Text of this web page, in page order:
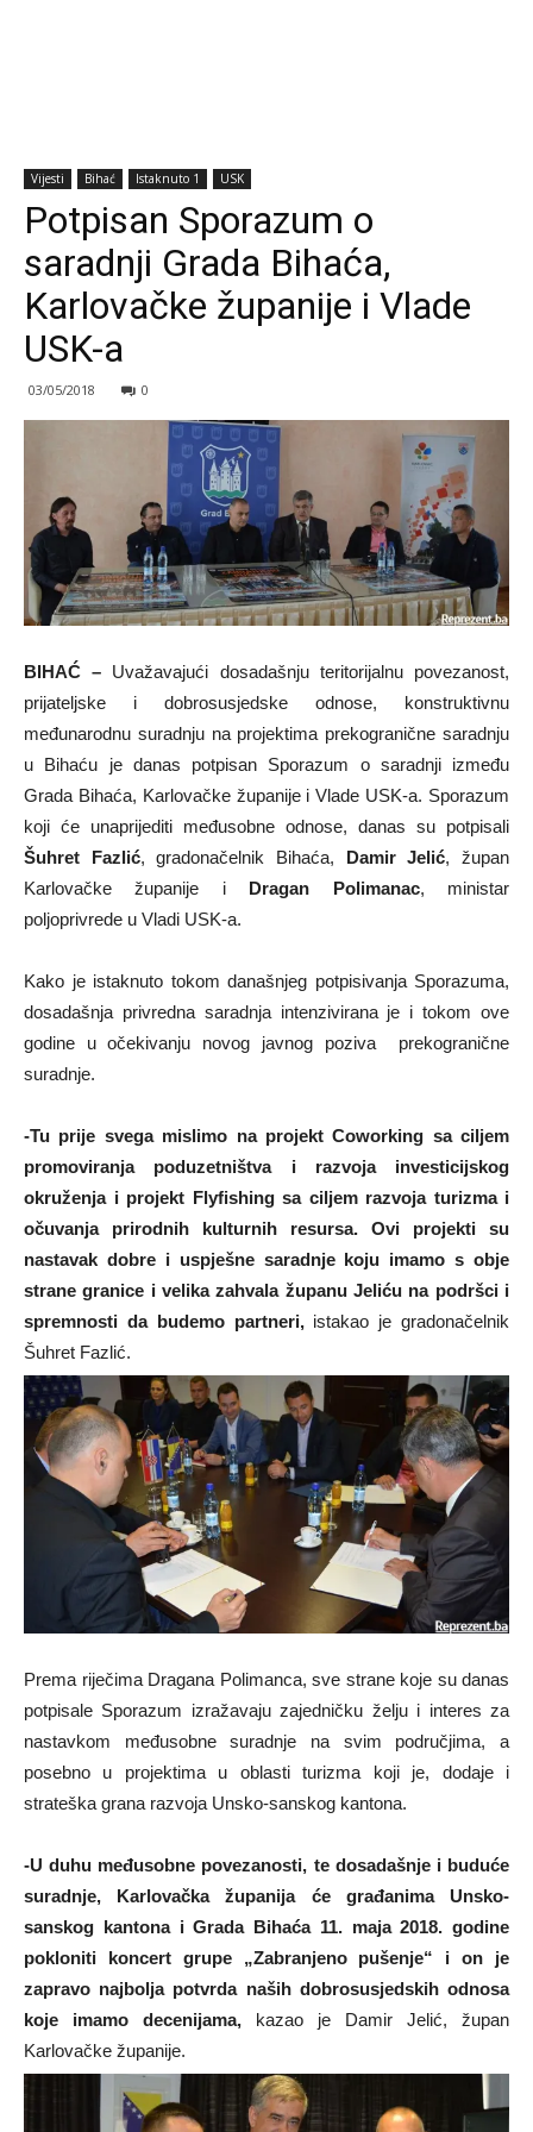
Vijesti Bihać Istaknuto 1 USK
Potpisan Sporazum o
saradnji Grada Bihaća,
Karlovačke županije i Vlade
USK-a
03/05/2018 0
BIHAĆ – Uvažavajući dosadašnju teritorijalnu povezanost,
prijateljske i dobrosusjedske odnose, konstruktivnu
međunarodnu suradnju na projektima prekogranične saradnju
u Bihaću je danas potpisan Sporazum o saradnji između
Grada Bihaća, Karlovačke županije i Vlade USK-a. Sporazum
koji će unaprijediti međusobne odnose, danas su potpisali
Šuhret Fazlić, gradonačelnik Bihaća, Damir Jelić, župan
Karlovačke županije i Dragan Polimanac, ministar
poljoprivrede u Vladi USK-a.
Kako je istaknuto tokom današnjeg potpisivanja Sporazuma,
dosadašnja privredna saradnja intenzivirana je i tokom ove
godine u očekivanju novog javnog poziva prekogranične
suradnje.
-Tu prije svega mislimo na projekt Coworking sa ciljem
promoviranja poduzetništva i razvoja investicijskog
okruženja i projekt Flyfishing sa ciljem razvoja turizma i
očuvanja prirodnih kulturnih resursa. Ovi projekti su
nastavak dobre i uspješne saradnje koju imamo s obje
strane granice i velika zahvala županu Jeliću na podršci i
spremnosti da budemo partneri, istakao je gradonačelnik
Šuhret Fazlić.
Prema riječima Dragana Polimanca, sve strane koje su danas
potpisale Sporazum izražavaju zajedničku želju i interes za
nastavkom međusobne suradnje na svim područjima, a
posebno u projektima u oblasti turizma koji je, dodaje i
strateška grana razvoja Unsko-sanskog kantona.
-U duhu međusobne povezanosti, te dosadašnje i buduće
suradnje, Karlovačka županija će građanima Unsko-
sanskog kantona i Grada Bihaća 11. maja 2018. godine
pokloniti koncert grupe „Zabranjeno pušenje“ i on je
zapravo najbolja potvrda naših dobrosusjedskih odnosa
koje imamo decenijama, kazao je Damir Jelić, župan
Karlovačke županije.